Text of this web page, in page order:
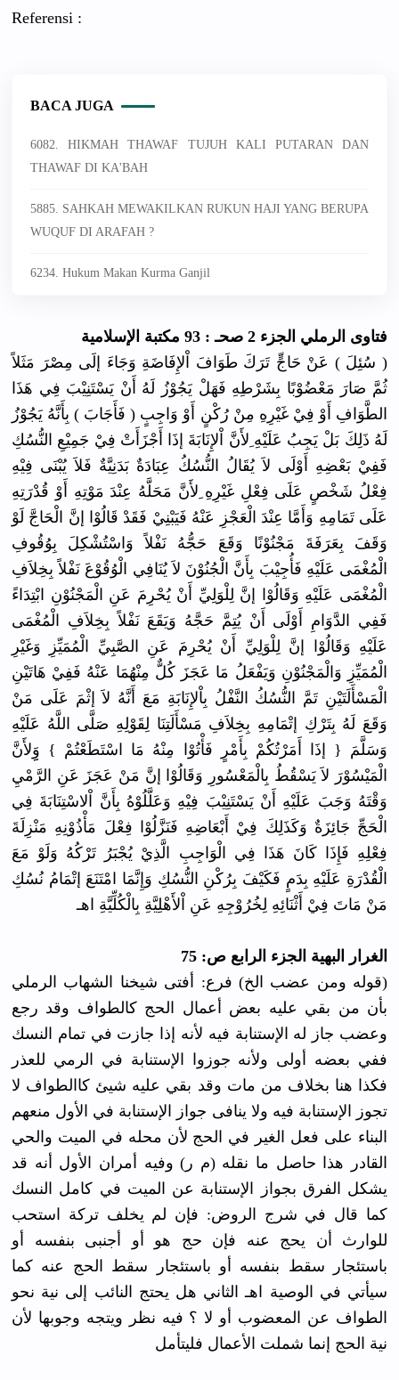
Referensi :
BACA JUGA
6082. HIKMAH THAWAF TUJUH KALI PUTARAN DAN
THAWAF DI KA'BAH
5885. SAHKAH MEWAKILKAN RUKUN HAJI YANG BERUPA
WUQUF DI ARAFAH ?
6234. Hukum Makan Kurma Ganjil
فتاوى الرملي الجزء 2 صحـ : 93 مكتبة الإسلامية
( سُئِلَ ) عَنْ حَاجٍّ تَرَكَ طَوَافَ اْلإِفَاضَةِ وَجَاءَ إلَى مِصْرَ مَثَلاً
ثُمَّ صَارَ مَعْضُوْبًا بِشَرْطِهِ فَهَلْ يَجُوْزُ لَهُ أَنْ يَسْتَنِيْبَ فِي هَذَا
الطَّوَافِ أَوْ فِيْ غَيْرِهِ مِنْ رُكْنٍ أَوْ وَاجِبٍ ( فَأَجَابَ ) بِأَنَّهُ يَجُوْزُ
لَهُ ذَلِكَ بَلْ يَجِبُ عَلَيْهِ ِلأَنَّ اْلإِنَابَةَ إذَا أَجْزَأَتْ فِيْ جَمِيْعِ النُّسُكِ
فَفِيْ بَعْضِهِ أَوْلَى لاَ يُقَالُ النُّسُكُ عِبَادَةٌ بَدَنِيَّةٌ فَلاَ يُبْنَى فِيْهِ
فِعْلُ شَخْصٍ عَلَى فِعْلِ غَيْرِهِ ِلأَنَّ مَحَلَّهُ عِنْدَ مَوْتِهِ أَوْ قُدْرَتِهِ
عَلَى تَمَامِهِ وَأَمَّا عِنْدَ الْعَجْزِ عَنْهُ فَيَبْنِيْ فَقَدْ قَالُوْا إنَّ الْحَاجَّ لَوْ
وَقَفَ بِعَرَفَةَ مَجْنُوْنًا وَقَعَ حَجُّهُ نَفْلاً وَاسْتُشْكِلَ بِوُقُوفِ
الْمُغْمَى عَلَيْهِ فَأُجِيْبَ بِأَنَّ الْجُنُوْنَ لاَ يُنَافِي الْوُقُوْعَ نَفْلاً بِخِلاَفِ
الْمُغْمَى عَلَيْهِ وَقَالُوْا إنَّ لِلْوَلِيِّ أَنْ يُحْرِمَ عَنِ الْمَجْنُوْنِ ابْتِدَاءً
فَفِي الدَّوَامِ أَوْلَى أَنْ يُتِمَّ حَجَّهُ وَيَقَعَ نَفْلاً بِخِلاَفِ الْمُغْمَى
عَلَيْهِ وَقَالُوْا إنَّ لِلْوَلِيِّ أَنْ يُحْرِمَ عَنِ الصَّبِيِّ الْمُمَيِّزِ وَغَيْرِ
الْمُمَيِّزِ وَالْمَجْنُوْنِ وَيَفْعَلُ مَا عَجَزَ كُلٌّ مِنْهُمَا عَنْهُ فَفِيْ هَاتَيْنِ
الْمَسْأَلَتَيْنِ تَمَّ النُّسُكُ النَّفْلُ بِاْلإِنَابَةِ مَعَ أَنَّهُ لاَ إثْمَ عَلَى مَنْ
وَقَعَ لَهُ بِتَرْكِ إتْمَامِهِ بِخِلاَفِ مَسْأَلَتِنَا لِقَوْلِهِ صَلَّى اللَّهُ عَلَيْهِ
وَسَلَّمَ { إذَا أَمَرْتُكُمْ بِأَمْرٍ فَأْتُوْا مِنْهُ مَا اسْتَطَعْتُمْ } وَِِلأَنَّ
الْمَيْسُوْرَ لاَ يَسْقُطُ بِالْمَعْسُورِ وَقَالُوْا إنَّ مَنْ عَجَزَ عَنِ الرَّمْيِ
وَقْتَهُ وَجَبَ عَلَيْهِ أَنْ يَسْتَنِيْبَ فِيْهِ وَعَلَّلُوْهُ بِأَنَّ اْلاسْتِنَابَةَ فِي
الْحَجِّ جَائِزَةٌ وَكَذَلِكَ فِيْ أَبْعَاضِهِ فَنَزَّلُوْا فِعْلَ مَأْذُوْنِهِ مَنْزِلَةَ
فِعْلِهِ فَإِذَا كَانَ هَذَا فِي الْوَاجِبِ الَّذِيْ يُجْبَرُ تَرْكُهُ وَلَوْ مَعَ
الْقُدْرَةِ عَلَيْهِ بِدَمٍ فَكَيْفَ بِرُكْنِ النُّسُكِ وَإِنَّمَا امْتَنَعَ إتْمَامُ نُسُكِ
مَنْ مَاتَ فِيْ أَثْنَائِهِ لِخُرُوْجِهِ عَنِ اْلأَهْلِيَّةِ بِالْكُلِّيَّةِ اهـ
الغرار البهية الجزء الرابع ص: 75
(قوله ومن عضب الخ) فرع: أفتى شيخنا الشهاب الرملي
بأن من بقي عليه بعض أعمال الحج كالطواف وقد رجع
وعضب جاز له الإستنابة فيه لأنه إذا جازت في تمام النسك
ففي بعضه أولى ولأنه جوزوا الإستنابة في الرمي للعذر
فكذا هنا بخلاف من مات وقد بقي عليه شيئ كاالطواف لا
تجوز الإستنابة فيه ولا ينافى جواز الإستنابة في الأول منعهم
البناء على فعل الغير في الحج لأن محله في الميت والحي
القادر هذا حاصل ما نقله (م ر) وفيه أمران الأول أنه قد
يشكل الفرق بجواز الإستنابة عن الميت في كامل النسك
كما قال في شرج الروض: فإن لم يخلف تركة استحب
للوارث أن يحج عنه فإن حج هو أو أجنبى بنفسه أو
باستئجار سقط بنفسه أو باستئجار سقط الحج عنه كما
سيأتي في الوصية اهـ الثاني هل يحتج النائب إلى نية نحو
الطواف عن المعضوب أو لا ؟ فيه نظر ويتجه وجوبها لأن
نية الحج إنما شملت الأعمال فليتأمل